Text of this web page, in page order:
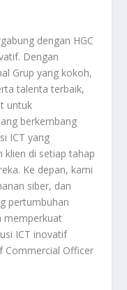
dengan HGC
Dengan
Grup yang kokoh,
talenta terbaik,
untuk
berkembang
ICT yang
klien di setiap tahap
Ke depan, kami
siber, dan
pertumbuhan
memperkuat
ICT inovatif
Commercial Officer